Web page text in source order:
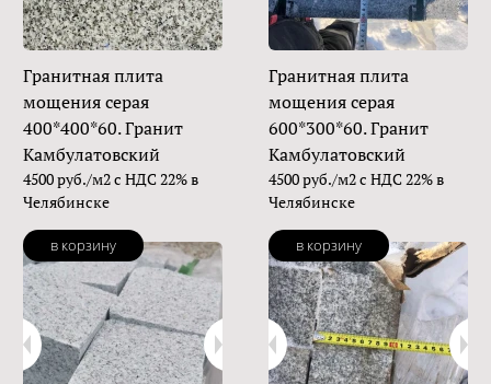
Гранитная плита
мощения серая
400*400*60. Гранит
Камбулатовский
4500 руб./м2 с НДС 22% в
Челябинске
в корзину
Гранитная плита
мощения серая
600*300*60. Гранит
Камбулатовский
4500 руб./м2 с НДС 22% в
Челябинске
в корзину